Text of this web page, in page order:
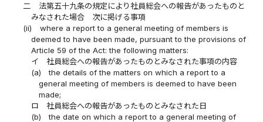
二
法第五十九条の規定により社員総会への報告があったものと
みなされた場合 次に掲げる事項
(ii)
where a report to a general meeting of members is
deemed to have been made, pursuant to the provisions of
Article 59 of the Act: the following matters:
イ
社員総会への報告があったものとみなされた事項の内容
(a)
the details of the matters on which a report to a
general meeting of members is deemed to have been
made;
ロ
社員総会への報告があったものとみなされた日
(b)
the date on which a report to a general meeting of